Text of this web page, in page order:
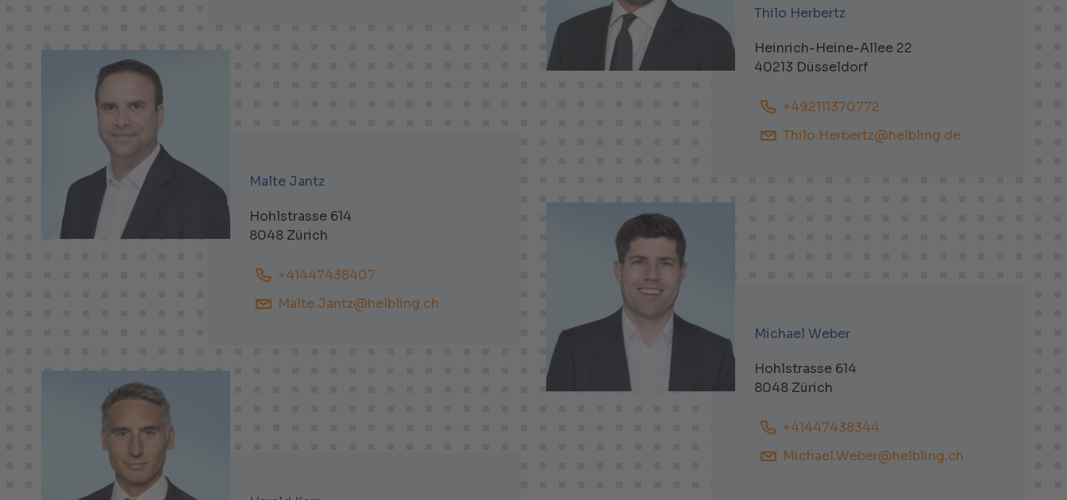
Thilo Herbertz
Heinrich-Heine-Allee 22
40213 Düsseldorf
+492111370772
Thilo.Herbertz@helbling.de
Malte Jantz
Hohlstrasse 614
8048 Zürich
+41447438407
Malte.Jantz@helbling.ch
Michael Weber
Hohlstrasse 614
8048 Zürich
+41447438344
Michael.Weber@helbling.ch